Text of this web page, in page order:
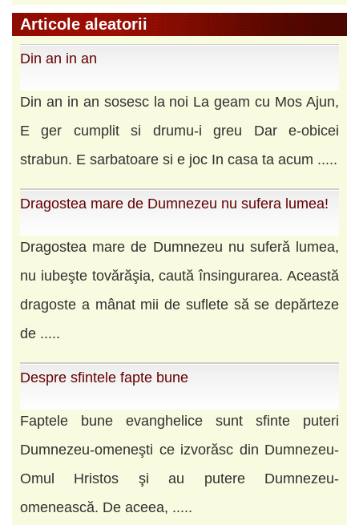
Articole aleatorii
Din an in an
Din an in an sosesc la noi La geam cu Mos Ajun,
E ger cumplit si drumu-i greu Dar e-obicei
strabun. E sarbatoare si e joc In casa ta acum .....
Dragostea mare de Dumnezeu nu sufera lumea!
Dragostea mare de Dumnezeu nu suferă lumea,
nu iubeşte tovărăşia, caută însingurarea. Această
dragoste a mânat mii de suflete să se depărteze
de .....
Despre sfintele fapte bune
Faptele bune evanghelice sunt sfinte puteri
Dumnezeu-omeneşti ce izvorăsc din Dumnezeu-
Omul Hristos şi au putere Dumnezeu-
omenească. De aceea, .....